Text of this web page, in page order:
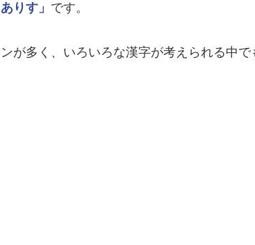
ありす」 です。
が多く、いろいろな漢字が考えられる中で